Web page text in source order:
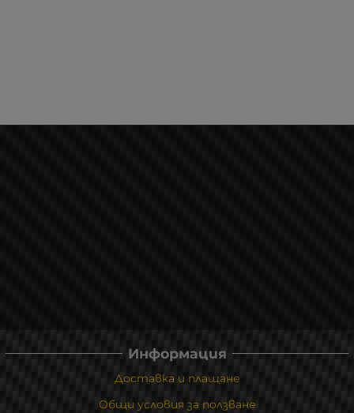
Информация
Доставка и плащане
Общи условия за ползване